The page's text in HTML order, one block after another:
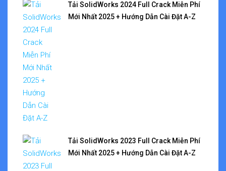
Tải SolidWorks 2024 Full Crack Miễn Phí
Mới Nhất 2025 + Hướng Dẫn Cài Đặt A-Z
Tải SolidWorks 2023 Full Crack Miễn Phí
Mới Nhất 2025 + Hướng Dẫn Cài Đặt A-Z